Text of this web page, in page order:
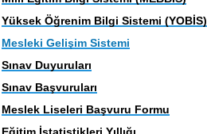
Yüksek Öğrenim Bilgi Sistemi (YOBİS)
Mesleki Gelişim Sistemi
Sınav Duyuruları
Sınav Başvuruları
Meslek Liseleri Başvuru Formu